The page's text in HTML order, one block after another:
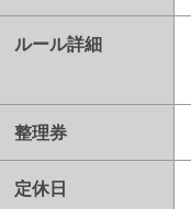
ルール詳細
整理券
定休日